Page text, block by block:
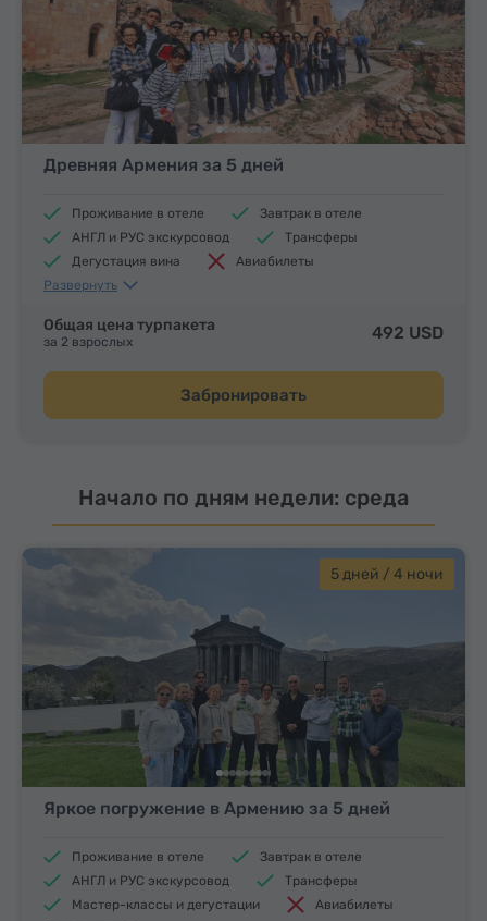
Древняя Армения за 5 дней
Проживание в отеле
Завтрак в отеле
АНГЛ и РУС экскурсовод
Трансферы
Дегустация вина
Авиабилеты
Обеды и ужины
Развернуть
Общая цена турпакета
за 2 взрослых 492 USD
Забронировать
Начало по дням недели: среда
5 дней / 4 ночи
Яркое погружение в Армению за 5 дней
Проживание в отеле
Завтрак в отеле
АНГЛ и РУС экскурсовод
Трансферы
Мастер-классы и дегустации
Авиабилеты